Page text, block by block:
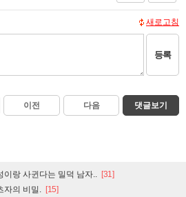
새로고침
등록
이전 다음 댓글보기
이랑 사귄다는 밀덕 남자.. [31]
자의 비밀. [15]